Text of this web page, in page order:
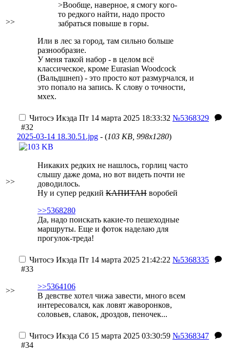
>>
>Вообще, наверное, я смогу кого-
то редкого найти, надо просто
забраться повыше в горы.
Или в лес за город, там сильно больше
разнообразие.
У меня такой набор - в целом всё
классическое, кроме Eurasian Woodcock
(Вальдшнеп) - это просто кот размурчался, и
это попало на запись. К слову о точности,
мхех.
>>
Читосэ Икэда Пт 14 марта 2025 18:33:32 №5368329
#32
2025-03-14 18.30.51.jpg - (103 KB, 998x1280)
Никаких редких не нашлось, горлиц часто
слышу даже дома, но вот видеть почти не
доводилось.
Ну и супер редкий КАПИТАН воробей
>>5368280
Да, надо поискать какие-то пешеходные
маршруты. Еще и фоток наделаю для
прогулок-треда!
>>
Читосэ Икэда Пт 14 марта 2025 21:42:22 №5368335
#33
>>5364106
В девстве хотел чижа завести, много всем
интересовался, как ловят жаворонков,
соловьев, славок, дроздов, пеночек...
Читосэ Икэда Сб 15 марта 2025 03:30:59 №5368347
#34